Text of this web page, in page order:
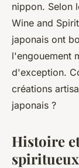
nippon. Selon
Wine and
japonais ont
l'engouement
d'exception.
créations
japonais ?
Histoire